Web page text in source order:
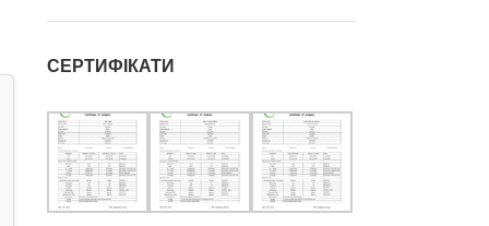
СЕРТИФІКАТИ